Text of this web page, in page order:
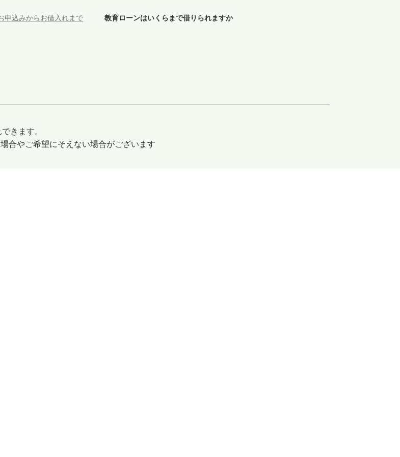
申込みからお借入れまで
教育ローンはいくらまで借りられますか
きます。
合やご希望にそえない場合がございます